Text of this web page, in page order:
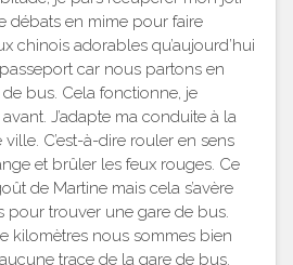
débats en mime pour faire
chinois adorables qu’aujourd’hui
car nous partons en
bus. Cela fonctionne, je
J’adapte ma conduite à la
C’est-à-dire rouler en sens
et brûler les feux rouges. Ce
de Martine mais cela s’avère
pour trouver une gare de bus.
kilomètres nous sommes bien
trace de la gare de bus.